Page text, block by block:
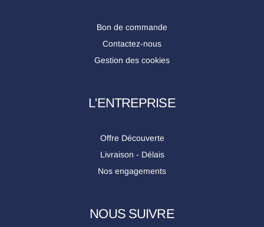
Bon de commande
Contactez-nous
Gestion des cookies
L'ENTREPRISE
Offre Découverte
Livraison - Délais
Nos engagements
NOUS SUIVRE